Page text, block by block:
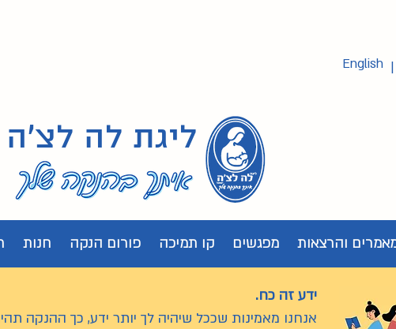
English |
ליגת לה
והרצאות מפגשים קו תמיכה פורום הנקה חנות
ידע זה כח.
אנחנו מאמינות שככל שיהיה לך יותר ידע, כך ההנקה